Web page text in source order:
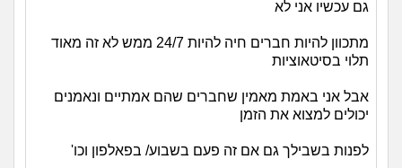
גם עכשיו אני לא
מתכוון להיות חברים חיה להיות 24/7 ממש לא זה מאוד
תלוי בסיטאוציות
אבל אני באמת מאמין שחברים שהם אמתיים ונאמנים
יכולים למצוא את הזמן
לפנות בשבילך גם אם זה פעם בשבוע/ בפאלפון וכו'